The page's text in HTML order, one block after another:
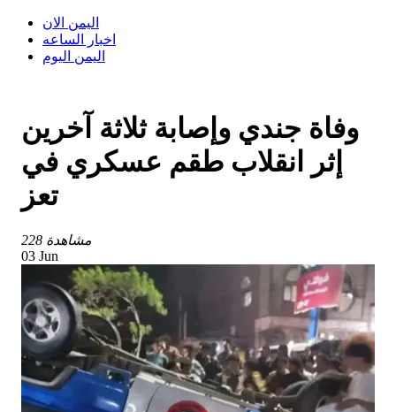
اليمن الان
اخبار الساعه
اليمن اليوم
وفاة جندي وإصابة ثلاثة آخرين
إثر انقلاب طقم عسكري في
تعز
228 مشاهدة
03 Jun